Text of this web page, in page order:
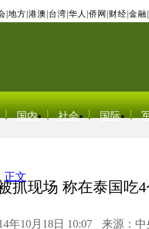
地方 港澳 台湾 华人 侨网 财经 金融
国内 社会 国际
正文
抓现场 称在泰国吃
年10月18日 10:07 来源：中